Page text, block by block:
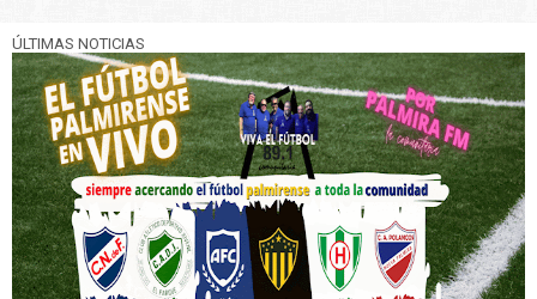
ÚLTIMAS NOTICIAS